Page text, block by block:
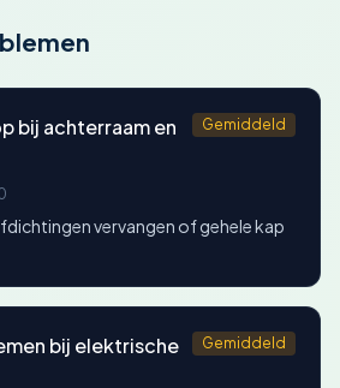
bij achterraam en
Gemiddeld
vervangen of gehele kap
bij elektrische
Gemiddeld